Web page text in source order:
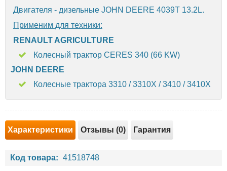
Двигателя - дизельные JOHN DEERE 4039T 13.2L.
Применим для техники:
RENAULT AGRICULTURE
Колесный трактор CERES 340 (66 KW)
JOHN DEERE
Колесные трактора 3310 / 3310X / 3410 / 3410X
Характеристики Отзывы (0) Гарантия
Код товара: 41518748